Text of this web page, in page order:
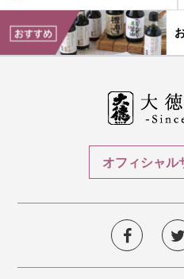
オフィシャル